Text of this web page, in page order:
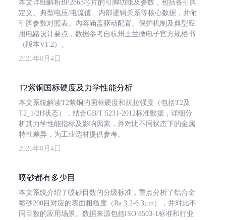
本文详细解析BP2863芯片的引脚功能及参数，包括各引脚
定义、典型电压/电流值、内部逻辑关系等核心数据，并附
引脚参数对照表。内容涵盖驱动配置、保护机制及典型应
用电路设计要点，数据参考自杭州士兰微电子官方规格书
（版本V1.2）。
2026年8月4日
T2紫铜国标硬度及力学性能分析
本文系统解读T2紫铜的国标硬度和抗拉强度（包括T2及
T2_1/2H状态），结合GB/T 5231-2012标准数据，详细分
析其力学性能指标及影响因素，并对比不同状态下的金属
特性差异，为工业选材提供参考。
2026年8月4日
喷砂都有多少目
本文系统介绍了喷砂目数的分级标准，重点分析了铝合金
喷砂200目对应的表面粗糙度（Ra 3.2-6.3μm），并对比不
同目数的应用场景。数据来源包括ISO 8503-1标准和行业